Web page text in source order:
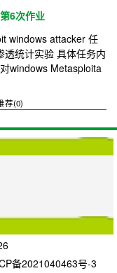
6次作业
windows attacker 任
统计实验 具体任务内
windows Metasploita
荐(0)
备2021040463号-3